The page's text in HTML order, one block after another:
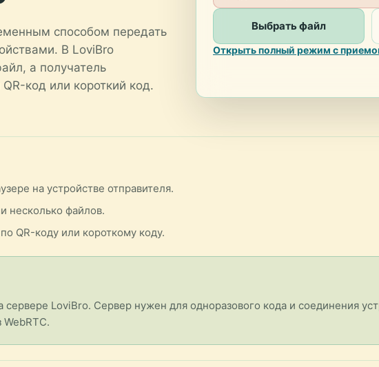
способом передать
В LoviBro
а получатель
код или короткий код.
Выбрать файл
Открыть полный режим с
на устройстве отправителя.
несколько файлов.
QR-коду или короткому коду.
LoviBro. Сервер нужен для одноразового кода и соединения